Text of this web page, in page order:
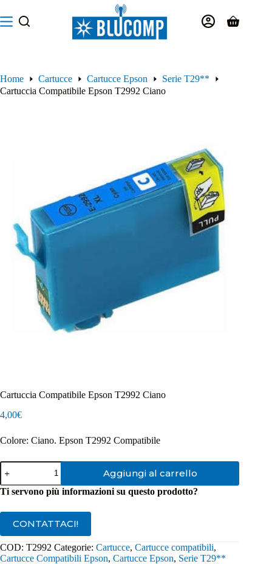
al
contenuto
Carrello
Home Cartucce Cartucce Epson
Serie T29**
Cartuccia Compatibile Epson T2992 Ciano
Cartuccia Compatibile Epson T2992 Ciano
4,00€
Colore: Ciano. Epson T2992 Compatibile
Cartuccia
Compatibile
Epson
T2992
Aggiungi al carrello
Ti servono più informazioni su questo prodotto?
CONTATTACI!
COD: T2992 Categorie: Cartucce, Cartucce compatibili,
Cartucce Compatibili Epson, Cartucce Epson, Serie T29**